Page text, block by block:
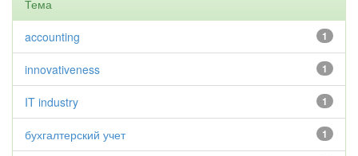
Тема
1
accounting
1
innovativeness
1
IT industry
1
бухгалтерский учет